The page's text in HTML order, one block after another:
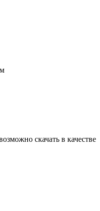
скачать в качестве